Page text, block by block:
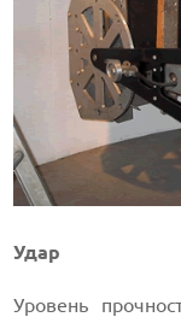
Удар
Уровень